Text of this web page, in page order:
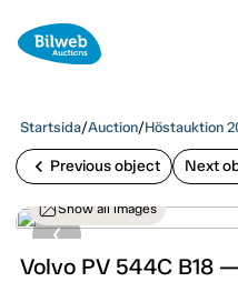
Startsida/Auction/Höstauktion
chevron_left Previous object Next
Show all images
Volvo PV 544C B18